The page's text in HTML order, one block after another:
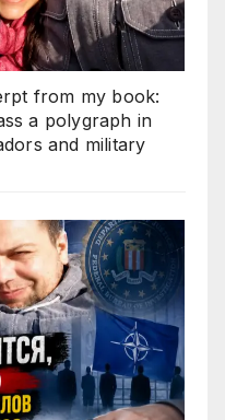
from my book:
a polygraph in
and military